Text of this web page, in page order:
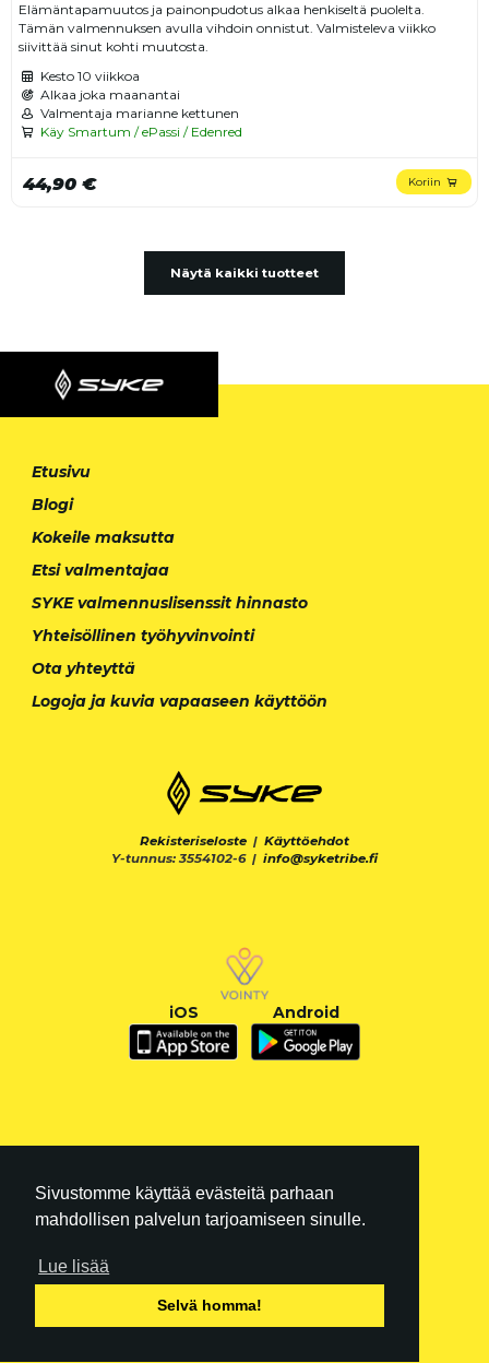
Sivustomme käyttää evästeitä parhaan
mahdollisen palvelun tarjoamiseen sinulle.
Lue lisää
Selvä homma!
Elämäntapamuutos ja painonpudotus alkaa henkiseltä puolelta.
Tämän valmennuksen avulla vihdoin onnistut. Valmisteleva viikko
siivittää sinut kohti muutosta.
Kesto 10 viikkoa
Alkaa joka maanantai
Valmentaja marianne kettunen
Käy Smartum / ePassi / Edenred
44,90 € Koriin
Näytä kaikki tuotteet
Etusivu
Blogi
Kokeile maksutta
Etsi valmentajaa
SYKE valmennuslisenssit hinnasto
Yhteisöllinen työhyvinvointi
Ota yhteyttä
Logoja ja kuvia vapaaseen käyttöön
Rekisteriseloste | Käyttöehdot
Y-tunnus: 3554102-6 | info@syketribe.fi
iOS Android